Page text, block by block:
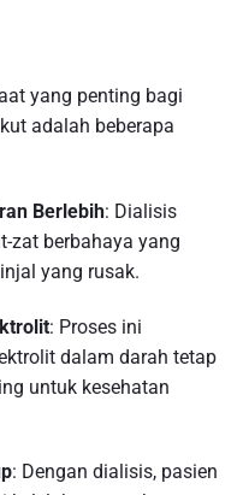
yang penting bagi
adalah beberapa
Berlebih: Dialisis
zat berbahaya yang
yang rusak.
: Proses ini
dalam darah tetap
untuk kesehatan
: Dengan dialisis, pasien